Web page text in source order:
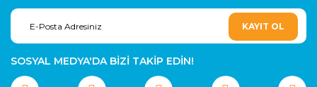
KAYIT OL
SOSYAL MEDYA'DA BİZİ TAKİP EDİN!